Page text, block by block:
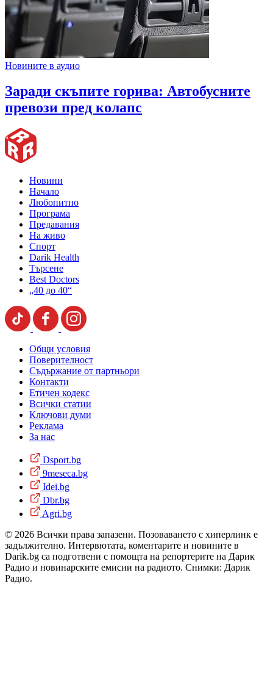
Новините в аудио
Заради скъпите горива: Автобусните
превози пред колапс
Новини
Начало
Любопитно
Програма
Предавания
На живо
Спорт
Darik Health
Търсене
Best Doctors
„40 до 40“
Общи условия
Поверителност
Съдържание от партньори
Контакти
Етичен кодекс
Всички статии
Ключови думи
Реклама
За нас
Dsport.bg
9meseca.bg
Idei.bg
Dbr.bg
Agri.bg
© 2026 Всички права запазени. Позоваването с хиперлинк е
задължително. Интервютата, коментарите и новините в
Darik.bg са подготвени с помощта на репортерите на Дарик
Радио и новинарските емисии на радиото. Снимки: Дарик
Радио.